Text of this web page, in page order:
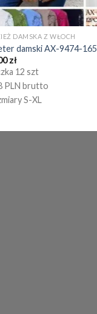
DAMSKA Z WŁOCH
damski AX-9474-165
zł
12 szt
PLN brutto
S-XL